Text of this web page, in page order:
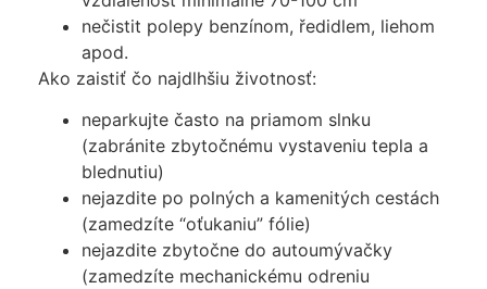
nečistit polepy benzínom, ředidlem, liehom
apod.
Ako zaistiť čo najdlhšiu životnosť:
neparkujte často na priamom slnku
(zabránite zbytočnému vystaveniu tepla a
blednutiu)
nejazdite po polných a kamenitých cestách
(zamedzíte “oťukaniu” fólie)
nejazdite zbytočne do autoumývačky
(zamedzíte mechanickému odreniu